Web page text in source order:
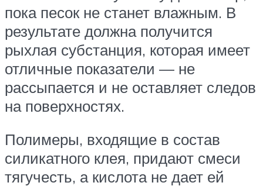
пока песок не станет влажным. В
результате должна получится
рыхлая субстанция, которая имеет
отличные показатели — не
рассыпается и не оставляет следов
на поверхностях.
Полимеры, входящие в состав
силикатного клея, придают смеси
тягучесть, а кислота не дает ей